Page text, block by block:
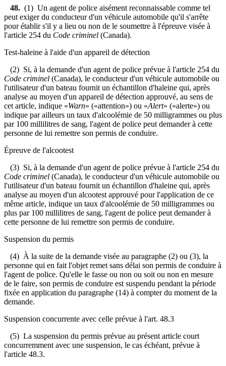
48. (1) Un agent de police aisément reconnaissable comme tel
peut exiger du conducteur d'un véhicule automobile qu'il s'arrête
pour établir s'il y a lieu ou non de le soumettre à l'épreuve visée à
l'article 254 du Code criminel (Canada).
Test-haleine à l'aide d'un appareil de détection
(2) Si, à la demande d'un agent de police prévue à l'article 254 du
Code criminel (Canada), le conducteur d'un véhicule automobile ou
l'utilisateur d'un bateau fournit un échantillon d'haleine qui, après
analyse au moyen d'un appareil de détection approuvé, au sens de
cet article, indique «Warn» («attention») ou «Alert» («alerte») ou
indique par ailleurs un taux d'alcoolémie de 50 milligrammes ou plus
par 100 millilitres de sang, l'agent de police peut demander à cette
personne de lui remettre son permis de conduire.
Épreuve de l'alcootest
(3) Si, à la demande d'un agent de police prévue à l'article 254 du
Code criminel (Canada), le conducteur d'un véhicule automobile ou
l'utilisateur d'un bateau fournit un échantillon d'haleine qui, après
analyse au moyen d'un alcootest approuvé pour l'application de ce
même article, indique un taux d'alcoolémie de 50 milligrammes ou
plus par 100 millilitres de sang, l'agent de police peut demander à
cette personne de lui remettre son permis de conduire.
Suspension du permis
(4) À la suite de la demande visée au paragraphe (2) ou (3), la
personne qui en fait l'objet remet sans délai son permis de conduire à
l'agent de police. Qu'elle le fasse ou non ou soit ou non en mesure
de le faire, son permis de conduire est suspendu pendant la période
fixée en application du paragraphe (14) à compter du moment de la
demande.
Suspension concurrente avec celle prévue à l'art. 48.3
(5) La suspension du permis prévue au présent article court
concurremment avec une suspension, le cas échéant, prévue à
l'article 48.3.